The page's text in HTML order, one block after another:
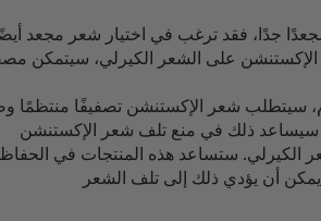
على الشعر الكيرلي، سيتمكن